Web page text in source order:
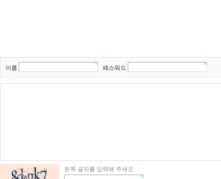
이름 패스워드
왼쪽 글자를 입력해 주세요.